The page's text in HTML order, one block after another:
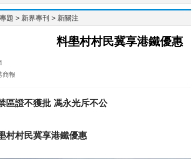
題 > 新界專刊 > 新關注
料壆村村民冀享港鐵優惠
商報
區證不獲批 馮永光斥不公
村民冀享港鐵優惠